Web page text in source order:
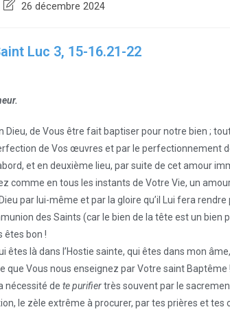
26 décembre 2024
Luc 3, 15-16.21-22
Dieu, de Vous être fait baptiser pour notre bien ;
de Vos œuvres et par le perfectionnement
et en deuxième lieu, par suite de cet amour
comme en tous les instants de Votre Vie, un
par lui-même et par la gloire qu’il Lui fera
des Saints (car le bien de la tête est un bien
êtes bon !
êtes là dans l’Hostie sainte, qui êtes dans mon
que Vous nous enseignez par Votre saint Baptême
nécessité de te purifiertrès souvent par le
le zèle extrême à procurer, par tes prières et tes